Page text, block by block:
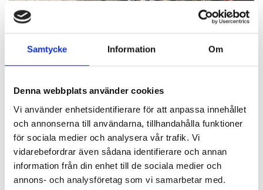
Samtycke Information Om
Denna webbplats använder cookies
Vi använder enhetsidentifierare för att anpassa innehållet
och annonserna till användarna, tillhandahålla funktioner
för sociala medier och analysera vår trafik. Vi
vidarebefordrar även sådana identifierare och annan
information från din enhet till de sociala medier och
annons- och analysföretag som vi samarbetar med.
Uppdraget innebär bland annat att:
Cisternernas anslutningsluckor utrustas med täta
Samtliga sumpar får övervakning för att snabbt upptäcka
Påfyllnings- och sugledningar byts ut till dubbelmantlade
rör med läckageövervakning via ett konstant tryck på 2,2
bar.
Täta sumpar installeras under drivmedelspumparna, med
genomföringar för sugledningar och kablage – även dessa
med läckageövervakning.